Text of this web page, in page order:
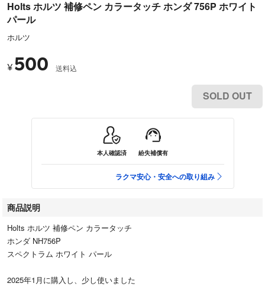
Holts ホルツ 補修ペン カラータッチ ホンダ 756P ホワイト
パール
ホルツ
¥ 500 送料込
SOLD OUT
本人確認済 紛失補償有
ラクマ安心・安全への取り組み
商品説明
Holts ホルツ 補修ペン カラータッチ
ホンダ NH756P
スペクトラム ホワイト パール
2025年1月に購入し、少し使いました